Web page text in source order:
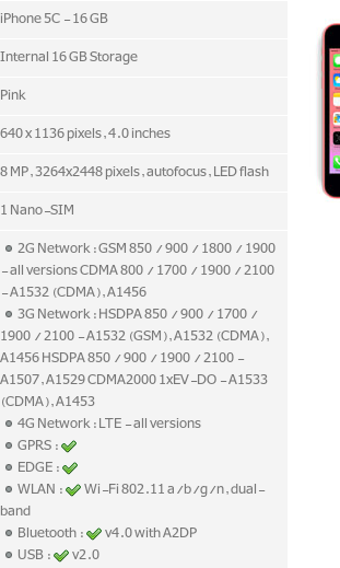
iPhone 5C - 16 GB
Internal 16 GB Storage
Pink
640 x 1136 pixels, 4.0 inches
8 MP, 3264x2448 pixels, autofocus, LED flash
1 Nano-SIM
2G Network : GSM 850 / 900 / 1800 / 1900
- all versions CDMA 800 / 1700 / 1900 / 2100
- A1532 (CDMA), A1456
3G Network : HSDPA 850 / 900 / 1700 /
1900 / 2100 - A1532 (GSM), A1532 (CDMA),
A1456 HSDPA 850 / 900 / 1900 / 2100 -
A1507, A1529 CDMA2000 1xEV-DO - A1533
(CDMA), A1453
4G Network : LTE - all versions
GPRS :
EDGE :
WLAN :
Wi-Fi 802.11 a/b/g/n, dual-
band
Bluetooth :
v4.0 with A2DP
USB :
v2.0